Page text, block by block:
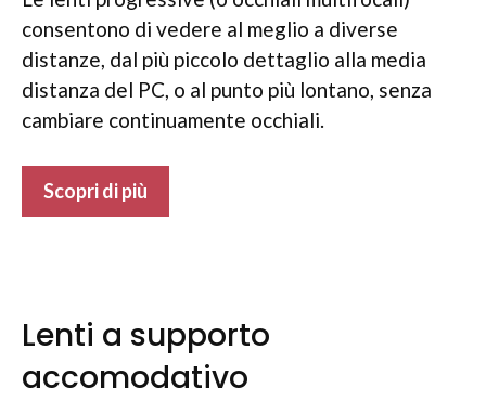
consentono di vedere al meglio a diverse
distanze, dal più piccolo dettaglio alla media
distanza del PC, o al punto più lontano, senza
cambiare continuamente occhiali.
Scopri di più
Lenti a supporto
accomodativo